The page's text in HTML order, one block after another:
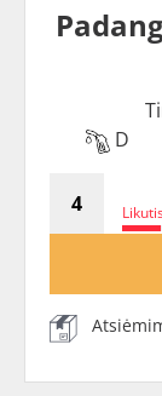
D